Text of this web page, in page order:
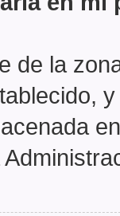
de la